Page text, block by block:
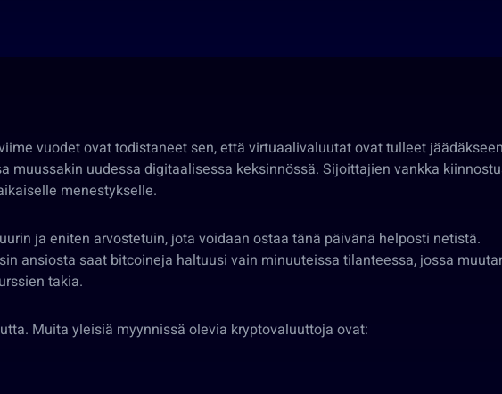
vuodet ovat todistaneet sen, että virtuaalivaluutat ovat tulleet
uudessa digitaalisessa keksinnössä. Sijoittajien vankka
menestykselle.
ja eniten arvostetuin, jota voidaan ostaa tänä päivänä helposti netistä.
ansiosta saat bitcoineja haltuusi vain minuuteissa tilanteessa, jossa
takia.
Muita yleisiä myynnissä olevia kryptovaluuttoja ovat: